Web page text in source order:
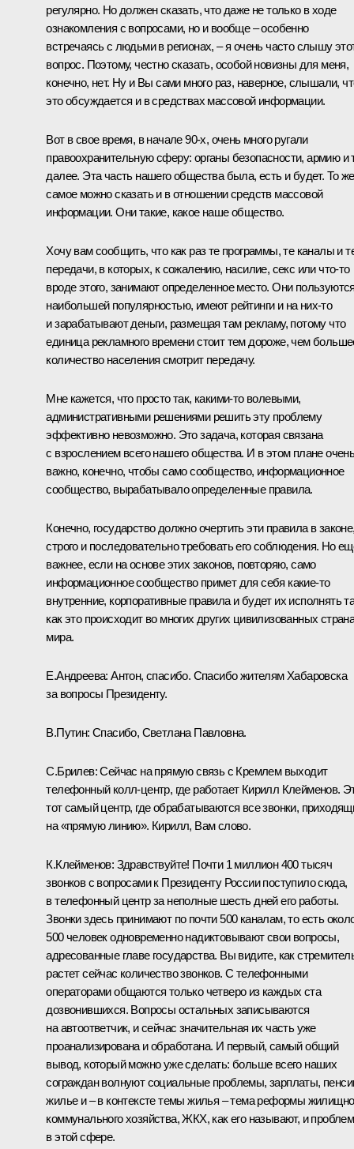
регулярно. Но должен сказать, что даже не только в ходе
ознакомления с вопросами, но и вообще – особенно
встречаясь с людьми в регионах, – я очень часто слышу
вопрос. Поэтому, честно сказать, особой новизны для меня,
конечно, нет. Ну и Вы сами много раз, наверное, слышали,
это обсуждается и в средствах массовой информации.
Вот в свое время, в начале 90-х, очень много ругали
правоохранительную сферу: органы безопасности, армию и
далее. Эта часть нашего общества была, есть и будет. То же
самое можно сказать и в отношении средств массовой
информации. Они такие, какое наше общество.
Хочу вам сообщить, что как раз те программы, те каналы и
передачи, в которых, к сожалению, насилие, секс или что‑то
вроде этого, занимают определенное место. Они
наибольшей популярностью, имеют рейтинги и на них‑то
и зарабатывают деньги, размещая там рекламу, потому что
единица рекламного времени стоит тем дороже, чем
количество населения смотрит передачу.
Мне кажется, что просто так, какими‑то волевыми,
административными решениями решить эту проблему
эффективно невозможно. Это задача, которая связана
с взрослением всего нашего общества. И в этом плане
важно, конечно, чтобы само сообщество, информационное
сообщество, вырабатывало определенные правила.
Конечно, государство должно очертить эти правила в
строго и последовательно требовать его соблюдения. Но
важнее, если на основе этих законов, повторяю, само
информационное сообщество примет для себя какие‑то
внутренние, корпоративные правила и будет их исполнять
как это происходит во многих других цивилизованных
мира.
Е.Андреева: Антон, спасибо. Спасибо жителям Хабаровска
за вопросы Президенту.
В.Путин: Спасибо, Светлана Павловна.
С.Брилев: Сейчас на прямую связь с Кремлем выходит
телефонный колл-центр, где работает Кирилл Клейменов.
тот самый центр, где обрабатываются все звонки,
на «прямую линию». Кирилл, Вам слово.
К.Клейменов: Здравствуйте! Почти 1 миллион 400 тысяч
звонков с вопросами к Президенту России поступило сюда,
в телефонный центр за неполные шесть дней его работы.
Звонки здесь принимают по почти 500 каналам, то есть
500 человек одновременно надиктовывают свои вопросы,
адресованные главе государства. Вы видите, как
растет сейчас количество звонков. С телефонными
операторами общаются только четверо из каждых ста
дозвонившихся. Вопросы остальных записываются
на автоответчик, и сейчас значительная их часть уже
проанализирована и обработана. И первый, самый общий
вывод, который можно уже сделать: больше всего наших
сограждан волнуют социальные проблемы, зарплаты,
жилье и – в контексте темы жилья – тема реформы
коммунального хозяйства, ЖКХ, как его называют, и
в этой сфере.